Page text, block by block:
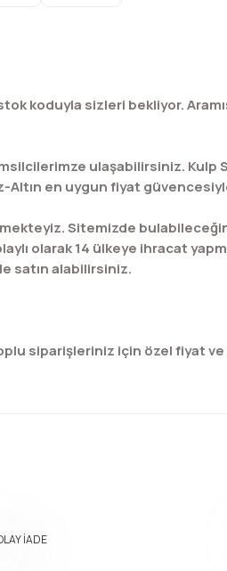
koduyla sizleri bekliyor.
ulaşabilirsiniz. Kulp
Altın en uygun fiyat
Sitemizde
olarak 14 ülkeye ihracat
satın alabilirsiniz.
siparişleriniz için özel fiyat